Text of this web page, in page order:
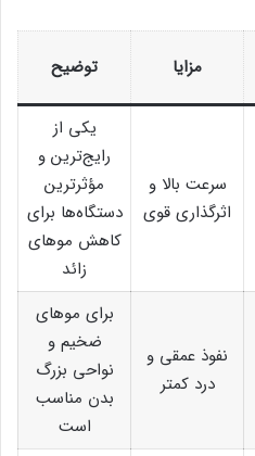
مزایا توضیح
سرعت بالا و
اثرگذاری قوی
یکی از
رایج‌ترین و
مؤثرترین
دستگاه‌ها برای
کاهش موهای
زائد
نفوذ عمقی و
درد کمتر
برای موهای
ضخیم و
نواحی بزرگ
بدن مناسب
است